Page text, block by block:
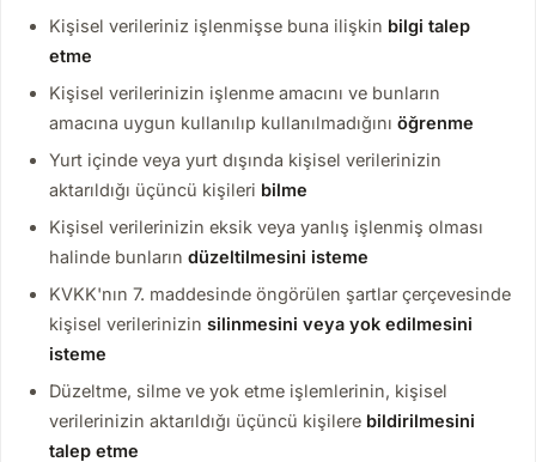
Kişisel verileriniz işlenmişse buna ilişkin bilgi talep
etme
Kişisel verilerinizin işlenme amacını ve bunların
amacına uygun kullanılıp kullanılmadığını öğrenme
Yurt içinde veya yurt dışında kişisel verilerinizin
aktarıldığı üçüncü kişileri bilme
Kişisel verilerinizin eksik veya yanlış işlenmiş olması
halinde bunların düzeltilmesini isteme
KVKK'nın 7. maddesinde öngörülen şartlar çerçevesinde
kişisel verilerinizin silinmesini veya yok edilmesini
isteme
Düzeltme, silme ve yok etme işlemlerinin, kişisel
verilerinizin aktarıldığı üçüncü kişilere bildirilmesini
talep etme